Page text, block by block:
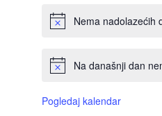
Nema nadolazećih
Na današnji dan
Pogledaj kalendar